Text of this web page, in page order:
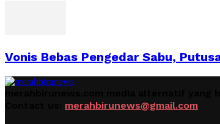
Vonis Bebas Pengedar Sabu,
merahbirunews@gmail.com